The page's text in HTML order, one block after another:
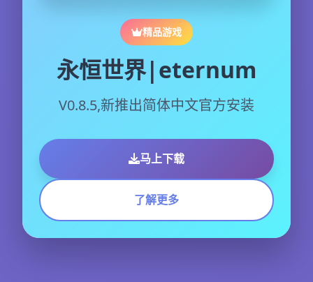
精品游戏
永恒世界|eternum
V0.8.5,新推出简体中文官方安装
马上下载
了解更多